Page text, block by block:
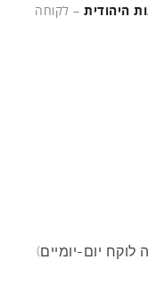
היהודית – לקוחה
יום-יומיים)